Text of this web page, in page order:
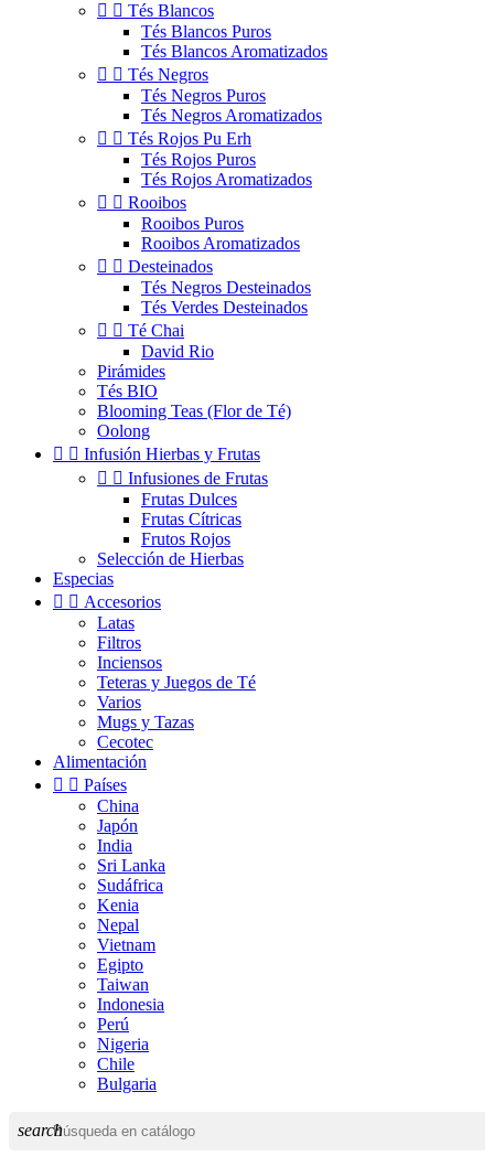
  Tés Blancos
Tés Blancos Puros
Tés Blancos Aromatizados
  Tés Negros
Tés Negros Puros
Tés Negros Aromatizados
  Tés Rojos Pu Erh
Tés Rojos Puros
Tés Rojos Aromatizados
  Rooibos
Rooibos Puros
Rooibos Aromatizados
  Desteinados
Tés Negros Desteinados
Tés Verdes Desteinados
  Té Chai
David Rio
Pirámides
Tés BIO
Blooming Teas (Flor de Té)
Oolong
  Infusión Hierbas y Frutas
  Infusiones de Frutas
Frutas Dulces
Frutas Cítricas
Frutos Rojos
Selección de Hierbas
Especias
  Accesorios
Latas
Filtros
Inciensos
Teteras y Juegos de Té
Varios
Mugs y Tazas
Cecotec
Alimentación
  Países
China
Japón
India
Sri Lanka
Sudáfrica
Kenia
Nepal
Vietnam
Egipto
Taiwan
Indonesia
Perú
Nigeria
Chile
Bulgaria
search